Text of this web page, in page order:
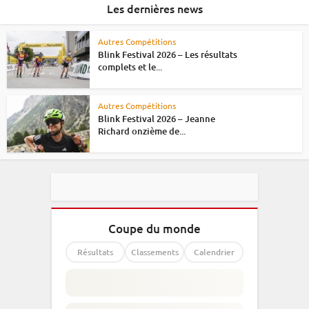
Les dernières news
Autres Compétitions
Blink Festival 2026 – Les résultats
complets et le...
Autres Compétitions
Blink Festival 2026 – Jeanne
Richard onzième de...
Coupe du monde
Résultats Classements Calendrier